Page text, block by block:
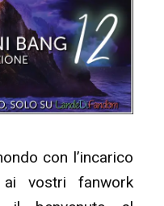
con l’incarico
vostri fanwork